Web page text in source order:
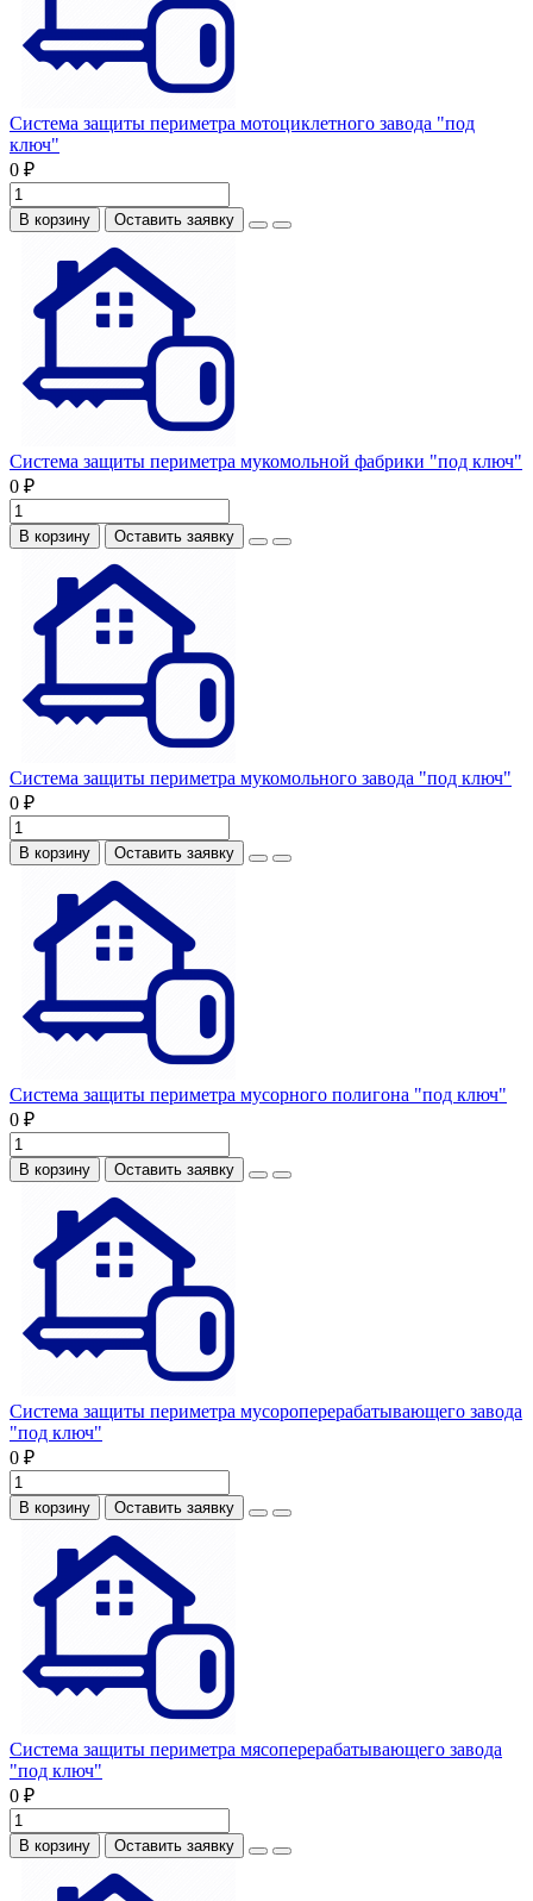
Система защиты периметра мотоциклетного завода "под
ключ"
0 ₽
В корзину Оставить заявку
Система защиты периметра мукомольной фабрики "под ключ"
0 ₽
В корзину Оставить заявку
Система защиты периметра мукомольного завода "под ключ"
0 ₽
В корзину Оставить заявку
Система защиты периметра мусорного полигона "под ключ"
0 ₽
В корзину Оставить заявку
Система защиты периметра мусороперерабатывающего завода
"под ключ"
0 ₽
В корзину Оставить заявку
Система защиты периметра мясоперерабатывающего завода
"под ключ"
0 ₽
В корзину Оставить заявку